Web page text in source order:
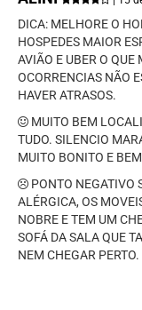
DICA: MELHORE O
HOSPEDES MAIOR
AVIÃO E UBER O QUE
OCORRENCIAS NÃO
HAVER ATRASOS.
MUITO BEM
TUDO. SILENCIO
MUITO BONITO E
PONTO NEGATIVO
ALÉRGICA, OS
NOBRE E TEM UM
SOFÁ DA SALA QUE
NEM CHEGAR PERTO.